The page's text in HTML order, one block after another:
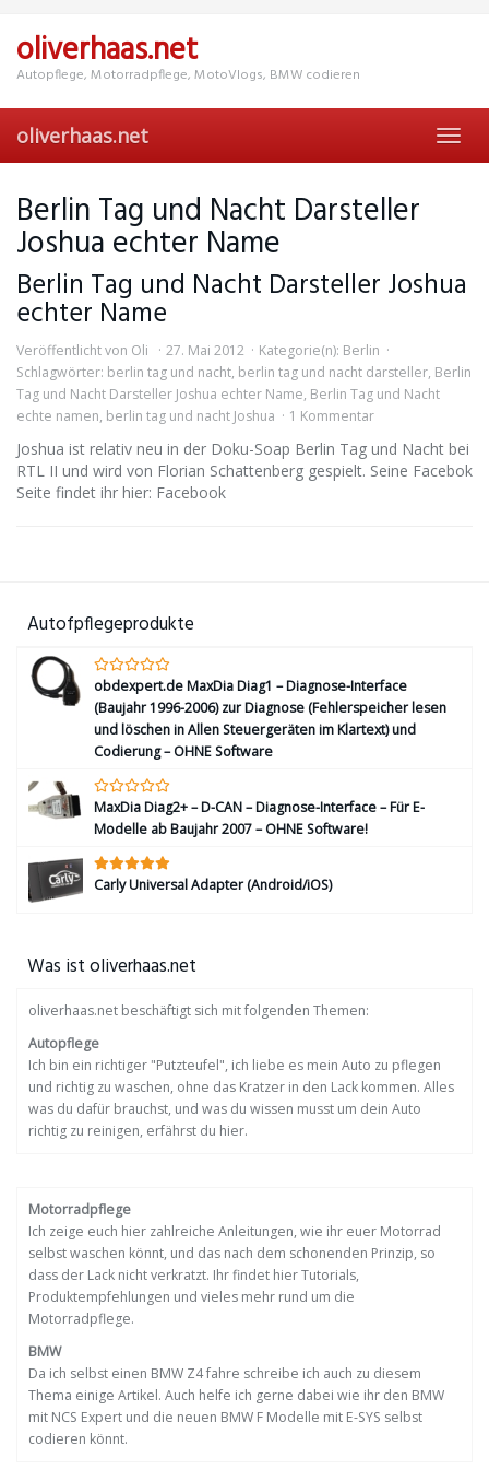
main
content
oliverhaas.net
Autopflege, Motorradpflege, MotoVlogs, BMW codieren
oliverhaas.net
Berlin Tag und Nacht Darsteller
Joshua echter Name
Berlin Tag und Nacht Darsteller Joshua
echter Name
Veröffentlicht von Oli 27. Mai 2012 Kategorie(n): Berlin
Schlagwörter: berlin tag und nacht, berlin tag und nacht darsteller, Berlin
Tag und Nacht Darsteller Joshua echter Name, Berlin Tag und Nacht
echte namen, berlin tag und nacht Joshua 1 Kommentar
Joshua ist relativ neu in der Doku-Soap Berlin Tag und Nacht bei
RTL II und wird von Florian Schattenberg gespielt. Seine Facebok
Seite findet ihr hier: Facebook
Autofpflegeprodukte
obdexpert.de MaxDia Diag1 – Diagnose-Interface
(Baujahr 1996-2006) zur Diagnose (Fehlerspeicher lesen
und löschen in Allen Steuergeräten im Klartext) und
Codierung – OHNE Software
MaxDia Diag2+ – D-CAN – Diagnose-Interface – Für E-
Modelle ab Baujahr 2007 – OHNE Software!
Carly Universal Adapter (Android/iOS)
Was ist oliverhaas.net
oliverhaas.net beschäftigt sich mit folgenden Themen:
Autopflege
Ich bin ein richtiger "Putzteufel", ich liebe es mein Auto zu pflegen
und richtig zu waschen, ohne das Kratzer in den Lack kommen. Alles
was du dafür brauchst, und was du wissen musst um dein Auto
richtig zu reinigen, erfährst du hier.
Motorradpflege
Ich zeige euch hier zahlreiche Anleitungen, wie ihr euer Motorrad
selbst waschen könnt, und das nach dem schonenden Prinzip, so
dass der Lack nicht verkratzt. Ihr findet hier Tutorials,
Produktempfehlungen und vieles mehr rund um die
Motorradpflege.
BMW
Da ich selbst einen BMW Z4 fahre schreibe ich auch zu diesem
Thema einige Artikel. Auch helfe ich gerne dabei wie ihr den BMW
mit NCS Expert und die neuen BMW F Modelle mit E-SYS selbst
codieren könnt.